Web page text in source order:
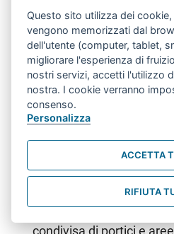
per la gestione condivisa
all’interno di alloggi di
Interventi per il
l’integrazione tra le
sviluppo armonico delle
nell’area intorno al
sull’asse di via San
Rigenerazione
Felice e via Riva Reno
forme di mobilità e
Questo sito utilizza dei
vengono memorizzati dal
dell'utente (computer, tablet,
migliorare l'esperienza di
nostri servizi, accetti l'utilizzo
nostra. I cookie verranno
consenso.
Personalizza
ACCETTA
RIFIUTA